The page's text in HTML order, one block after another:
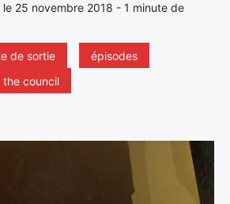
le 25 novembre 2018 - 1 minute de
de sortie
épisodes
the council